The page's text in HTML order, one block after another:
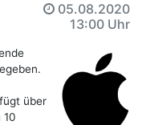
05.08.2020
13:00 Uhr
über
10